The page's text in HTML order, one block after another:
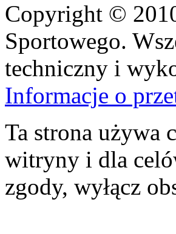
Copyright ©
Sportowego.
techniczny i
Informacje o
Ta strona używa
witryny i dla
zgody, wyłącz